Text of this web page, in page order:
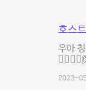
호스
우아
2023-